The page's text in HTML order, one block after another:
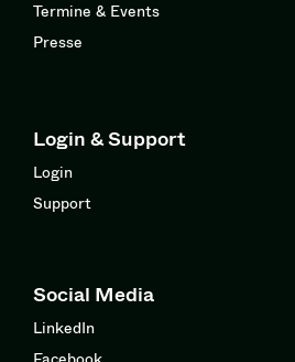
Termine & Events
Presse
Login & Support
Login
Support
Social Media
LinkedIn